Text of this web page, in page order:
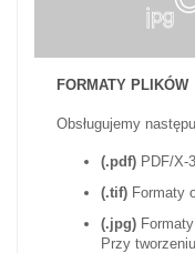
FORMATY PLIKÓW
Obsługujemy
(.pdf) PDF/X-
(.tif) Formaty
(.jpg)
Przy